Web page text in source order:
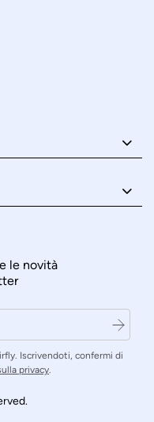
le novità
Iscrivendoti, confermi di
privacy.